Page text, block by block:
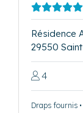
Résidence
29550
4
Draps fournis